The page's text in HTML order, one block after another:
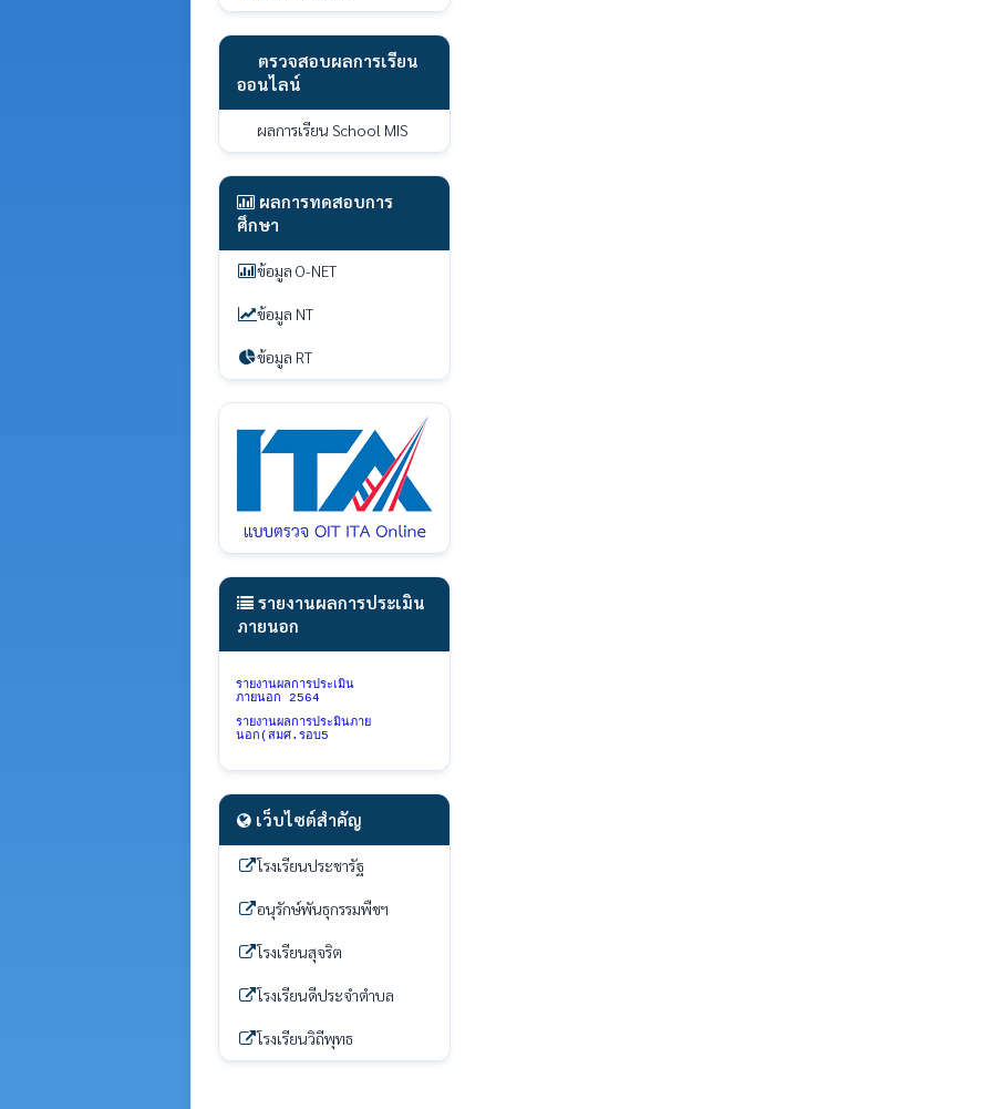
ตรวจสอบผลการเรียน
ออนไลน์
ผลการเรียน School MIS
ผลการทดสอบการ
ศึกษา
ข้อมูล O-NET
ข้อมูล NT
ข้อมูล RT
รายงานผลการประเมิน
ภายนอก
รายงานผลการประเมิน
ภายนอก
2564
รายงานผลการประมินภาย
นอก(สมศ.รอบ5
เว็บไซต์สำคัญ
โรงเรียนประชารัฐ
อนุรักษ์พันธุกรรมพืชฯ
โรงเรียนสุจริต
โรงเรียนดีประจำตำบล
โรงเรียนวิถีพุทธ